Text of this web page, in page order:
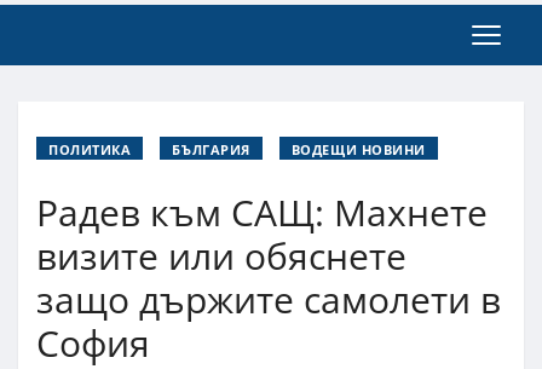
ПОЛИТИКА БЪЛГАРИЯ ВОДЕЩИ НОВИНИ
Радев към САЩ: Махнете
визите или обяснете
защо държите самолети в
София